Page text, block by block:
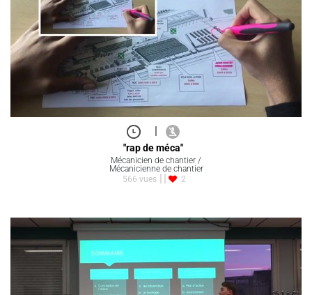
"rap de méca"
Mécanicien de chantier /
Mécanicienne de chantier
566 vues
2